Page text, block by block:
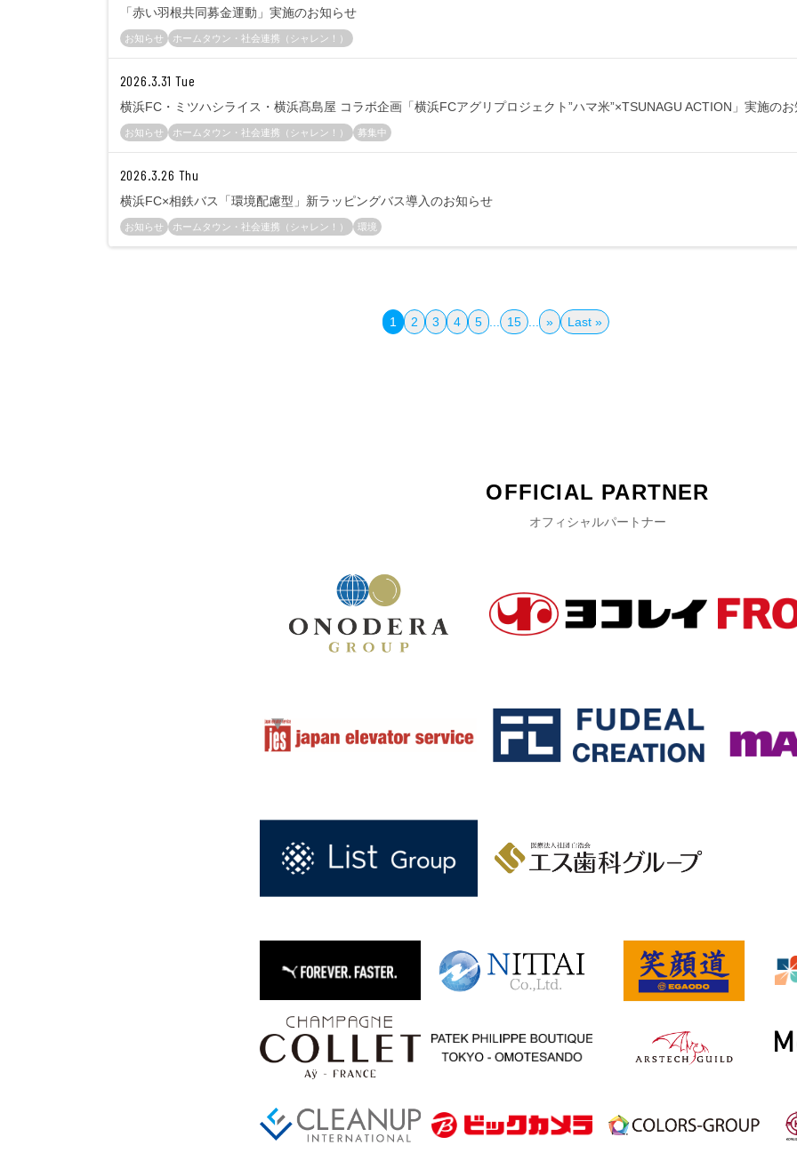
「赤い羽根共同募金運動」実施のお知らせ
お知らせ ホームタウン・社会連携（シャレン！）
2026.3.31 Tue
横浜FC・ミツハシライス・横浜髙島屋 コラボ企画「横浜FCアグリプロジェクト”ハマ米”×TSUNAGU ACTION」実施の
お知らせ ホームタウン・社会連携（シャレン！） 募集中
2026.3.26 Thu
横浜FC×相鉄バス「環境配慮型」新ラッピングバス導入のお知らせ
お知らせ ホームタウン・社会連携（シャレン！） 環境
1 2 3 4 5 ... 15 ... » Last »
OFFICIAL PARTNER
オフィシャルパートナー